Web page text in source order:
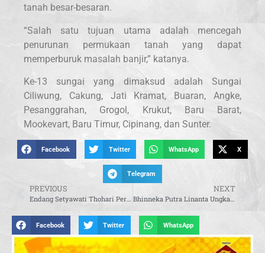
tanah besar-besaran.
“Salah satu tujuan utama adalah mencegah
penurunan permukaan tanah yang dapat
memperburuk masalah banjir,” katanya.
Ke-13 sungai yang dimaksud adalah Sungai
Ciliwung, Cakung, Jati Kramat, Buaran, Angke,
Pesanggrahan, Grogol, Krukut, Baru Barat,
Mookevart, Baru Timur, Cipinang, dan Sunter.
Facebook Twitter WhatsApp X
Telegram
PREVIOUS
Endang Setyawati Thohari Perkokoh Nasionalisme Masyarakat Cianjur Selatan
NEXT
Bhinneka Putra Linanta Ungkap Ketimpangan Sekolah Negeri-Swasta di Jakarta
Facebook Twitter WhatsApp